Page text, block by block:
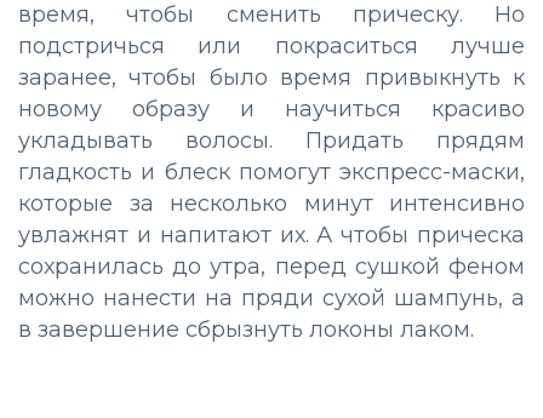
время, чтобы сменить прическу. Но
подстричься или покраситься лучше
заранее, чтобы было время привыкнуть к
новому образу и научиться красиво
укладывать волосы. Придать прядям
гладкость и блеск помогут экспресс-маски,
которые за несколько минут интенсивно
увлажнят и напитают их. А чтобы прическа
сохранилась до утра, перед сушкой феном
можно нанести на пряди сухой шампунь, а
в завершение сбрызнуть локоны лаком.